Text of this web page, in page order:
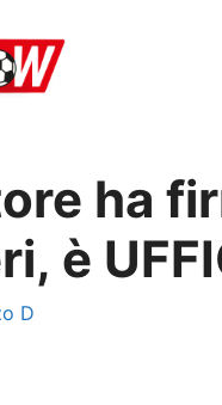
ha
è
D